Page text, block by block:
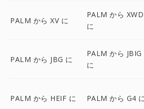
PALM から XV に
PALM から XWD
に
PALM から JBG に
PALM から JBIG
に
PALM から HEIF に PALM から G4 に